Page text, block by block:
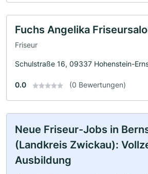
Fuchs Angelika
Friseur
Schulstraße 16, 09337 Hohenstein-
0.0 (0 Bewertungen)
Neue Friseur-Jobs in
(Landkreis Zwickau):
Ausbildung